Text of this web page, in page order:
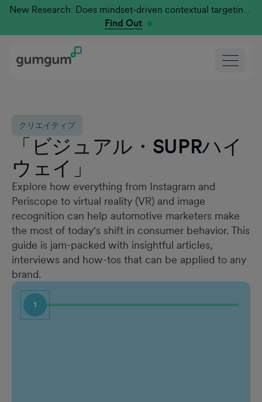
New Research: Does mindset-driven contextual targeting outperform traditional?
Find Out
クリエイティブ
「ビジュアル・SUPRハイ
ウェイ」
Explore how everything from Instagram and
Periscope to virtual reality (VR) and image
recognition can help automotive marketers make
the most of today's shift in consumer behavior. This
guide is jam-packed with insightful articles,
interviews and how-tos that can be applied to any
brand.
1